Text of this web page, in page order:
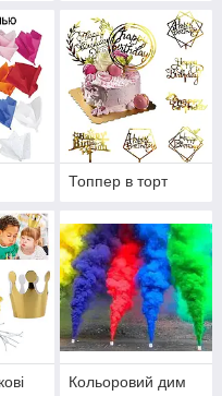
Топпер в торт
Кольоровий дим